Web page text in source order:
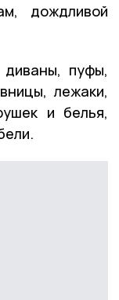
дождливой
диваны, пуфы,
лежаки,
и белья,